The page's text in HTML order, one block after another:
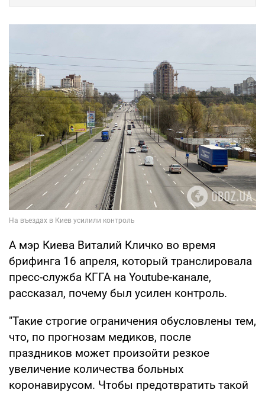
А мэр Киева Виталий Кличко во время
брифинга 16 апреля, который транслировала
пресс-служба КГГА на Youtube-канале,
рассказал, почему был усилен контроль.
"Такие строгие ограничения обусловлены тем,
что, по прогнозам медиков, после
праздников может произойти резкое
увеличение количества больных
коронавирусом. Чтобы предотвратить такой